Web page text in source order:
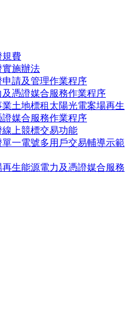
規費
實施辦法
請及管理作業程序
憑證媒合服務作業程序
土地標租太陽光電案場再生
媒合服務作業程序
上競標交易功能
一電號多用戶交易輔導示範
再生能源電力及憑證媒合服務